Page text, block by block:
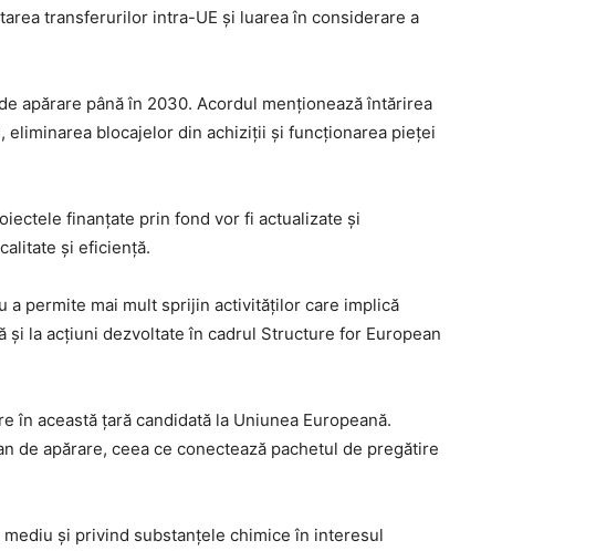
transferurilor intra-UE și luarea în considerare a
apărare până în 2030. Acordul menționează întărirea
blocajelor din achiziții și funcționarea pieței
finanțate prin fond vor fi actualizate și
și eficiență.
a permite mai mult sprijin activităților care implică
la acțiuni dezvoltate în cadrul Structure for European
această țară candidată la Uniunea Europeană.
de apărare, ceea ce conectează pachetul de pregătire
și privind substanțele chimice în interesul